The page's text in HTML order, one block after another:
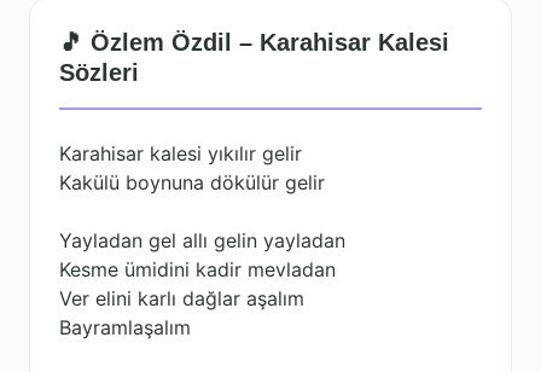
🎵 Özlem Özdil – Karahisar Kalesi
Sözleri
Karahisar kalesi yıkılır gelir
Kakülü boynuna dökülür gelir
Yayladan gel allı gelin yayladan
Kesme ümidini kadir mevladan
Ver elini karlı dağlar aşalım
Bayramlaşalım